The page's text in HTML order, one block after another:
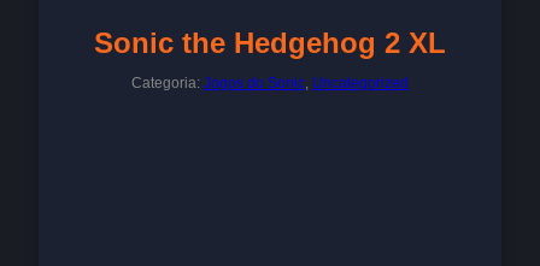
Sonic the Hedgehog 2 XL
Categoria: Jogos do Sonic Uncategorized